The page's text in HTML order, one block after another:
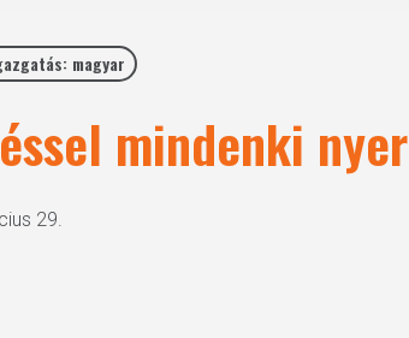
magyar
mindenki nyer
29.